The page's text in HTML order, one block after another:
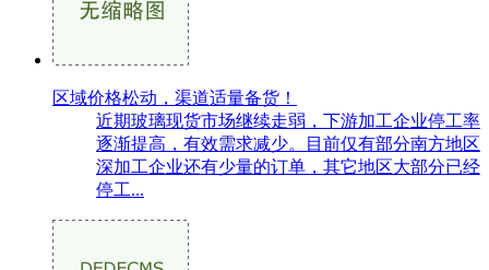
区域价格松动，渠道适量备货！
近期玻璃现货市场继续走弱，下游加工企业停工率
逐渐提高，有效需求减少。目前仅有部分南方地区
深加工企业还有少量的订单，其它地区大部分已经
停工...